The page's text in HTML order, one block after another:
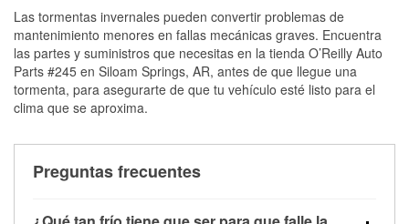
Las tormentas invernales pueden convertir problemas de
mantenimiento menores en fallas mecánicas graves. Encuentra
las partes y suministros que necesitas en la tienda O’Reilly Auto
Parts #245 en Siloam Springs, AR, antes de que llegue una
tormenta, para asegurarte de que tu vehículo esté listo para el
clima que se aproxima.
Preguntas frecuentes